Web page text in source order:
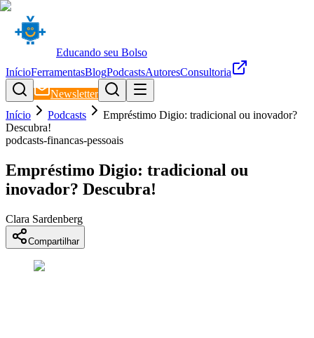
Educando seu Bolso
InícioFerramentasBlogPodcastsAutoresConsultoria
Newsletter
Início
Podcasts
Empréstimo Digio: tradicional ou inovador?
Descubra!
podcasts-financas-pessoais
Empréstimo Digio: tradicional ou
inovador? Descubra!
Clara Sardenberg
Compartilhar